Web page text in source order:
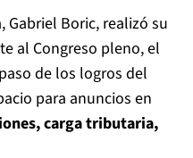
Gabriel Boric, realizó su
al Congreso pleno, el
de los logros del
para anuncios en
carga tributaria,